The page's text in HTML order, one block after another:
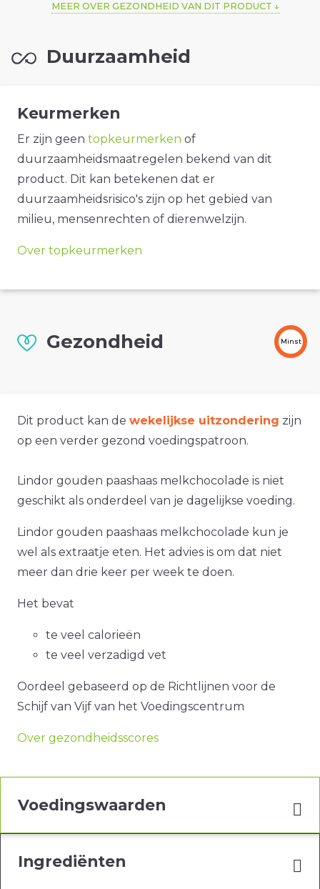
MEER OVER GEZONDHEID VAN DIT PRODUCT
Duurzaamheid
Keurmerken
Er zijn geen topkeurmerken of
duurzaamheidsmaatregelen bekend van dit
product. Dit kan betekenen dat er
duurzaamheidsrisico's zijn op het gebied van
milieu, mensenrechten of dierenwelzijn.
Over topkeurmerken
Gezondheid Minst
Dit product kan de wekelijkse uitzondering zijn
op een verder gezond voedingspatroon.
Lindor gouden paashaas melkchocolade is niet
geschikt als onderdeel van je dagelijkse voeding.
Lindor gouden paashaas melkchocolade kun je
wel als extraatje eten. Het advies is om dat niet
meer dan drie keer per week te doen.
Het bevat
te veel calorieën
te veel verzadigd vet
Oordeel gebaseerd op de Richtlijnen voor de
Schijf van Vijf van het Voedingscentrum
Over gezondheidsscores
Voedingswaarden
Ingrediënten